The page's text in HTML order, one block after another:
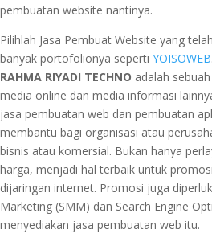
pembuatan website nantinya.
Pilihlah Jasa Pembuat Website yang
banyak portofolionya seperti YOISOWEB
RAHMA RIYADI TECHNO adalah
media online dan media informasi
jasa pembuatan web dan pembuatan
membantu bagi organisasi atau
bisnis atau komersial. Bukan hanya
harga, menjadi hal terbaik untuk
dijaringan internet. Promosi juga
Marketing (SMM) dan Search Engine
menyediakan jasa pembuatan web itu.